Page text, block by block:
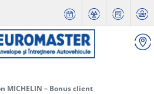
MICHELIN – Bonus client